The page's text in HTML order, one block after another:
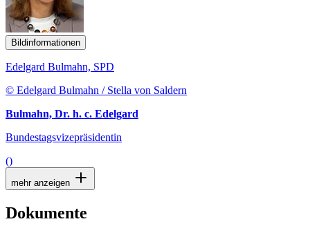
Bildinformationen
Edelgard Bulmahn, SPD
© Edelgard Bulmahn / Stella von Saldern
Bulmahn, Dr. h. c. Edelgard
Bundestagsvizepräsidentin
()
mehr anzeigen
Dokumente